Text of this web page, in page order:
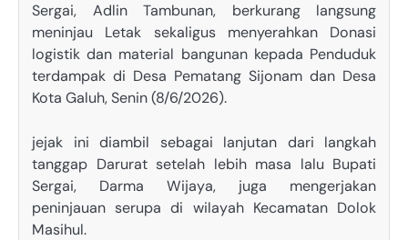
Sergai, Adlin Tambunan, berkurang langsung
meninjau Letak sekaligus menyerahkan Donasi
logistik dan material bangunan kepada Penduduk
terdampak di Desa Pematang Sijonam dan Desa
Kota Galuh, Senin (8/6/2026).
jejak ini diambil sebagai lanjutan dari langkah
tanggap Darurat setelah lebih masa lalu Bupati
Sergai, Darma Wijaya, juga mengerjakan
peninjauan serupa di wilayah Kecamatan Dolok
Masihul.